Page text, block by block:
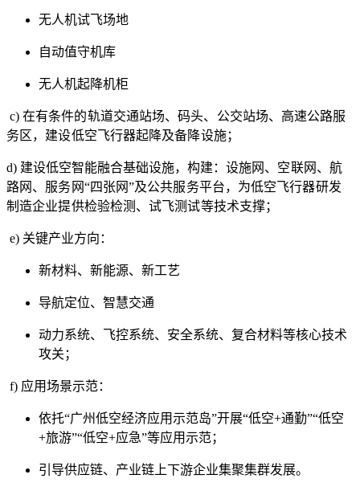
无人机试飞场地
自动值守机库
无人机起降机柜
c) 在有条件的轨道交通站场、码头、公交站场、高速公路服
务区，建设低空飞行器起降及备降设施；
d) 建设低空智能融合基础设施，构建： 设施网、 空联网、 航
路网、 服务网“四张网”及公共服务平台，为低空飞行器研发
制造企业提供检验检测、试飞测试等技术支撑；
e) 关键产业方向：
新材料、新能源、新工艺
导航定位、智慧交通
动力系统、飞控系统、安全系统、复合材料等核心技术
攻关；
f) 应用场景示范：
依托“广州低空经济应用示范岛”开展“低空+通勤”“低空
+旅游”“低空+应急”等应用示范；
引导供应链、产业链上下游企业集聚集群发展。